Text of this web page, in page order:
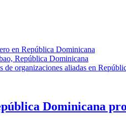
en República Dominicana
República Dominicana
organizaciones aliadas en
Dominicana